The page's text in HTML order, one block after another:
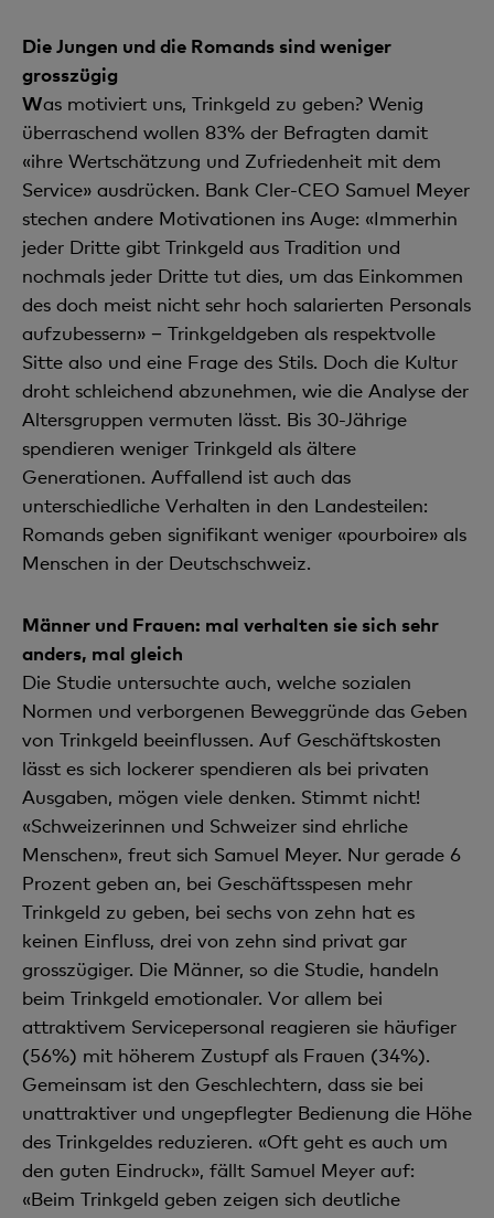
Die Jungen und die Romands sind weniger
grosszügig
Was motiviert uns, Trinkgeld zu geben? Wenig
überraschend wollen 83% der Befragten damit
«ihre Wertschätzung und Zufriedenheit mit dem
Service» ausdrücken. Bank Cler-CEO Samuel Meyer
stechen andere Motivationen ins Auge: «Immerhin
jeder Dritte gibt Trinkgeld aus Tradition und
nochmals jeder Dritte tut dies, um das Einkommen
des doch meist nicht sehr hoch salarierten Personals
aufzubessern» − Trinkgeldgeben als respektvolle
Sitte also und eine Frage des Stils. Doch die Kultur
droht schleichend abzunehmen, wie die Analyse der
Altersgruppen vermuten lässt. Bis 30-Jährige
spendieren weniger Trinkgeld als ältere
Generationen. Auffallend ist auch das
unterschiedliche Verhalten in den Landesteilen:
Romands geben signifikant weniger «pourboire» als
Menschen in der Deutschschweiz.
Männer und Frauen: mal verhalten sie sich sehr
anders, mal gleich
Die Studie untersuchte auch, welche sozialen
Normen und verborgenen Beweggründe das Geben
von Trinkgeld beeinflussen. Auf Geschäftskosten
lässt es sich lockerer spendieren als bei privaten
Ausgaben, mögen viele denken. Stimmt nicht!
«Schweizerinnen und Schweizer sind ehrliche
Menschen», freut sich Samuel Meyer. Nur gerade 6
Prozent geben an, bei Geschäftsspesen mehr
Trinkgeld zu geben, bei sechs von zehn hat es
keinen Einfluss, drei von zehn sind privat gar
grosszügiger. Die Männer, so die Studie, handeln
beim Trinkgeld emotionaler. Vor allem bei
attraktivem Servicepersonal reagieren sie häufiger
(56%) mit höherem Zustupf als Frauen (34%).
Gemeinsam ist den Geschlechtern, dass sie bei
unattraktiver und ungepflegter Bedienung die Höhe
des Trinkgeldes reduzieren. «Oft geht es auch um
den guten Eindruck», fällt Samuel Meyer auf:
«Beim Trinkgeld geben zeigen sich deutliche